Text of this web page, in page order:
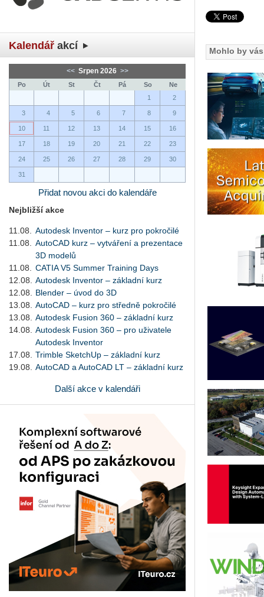
Kalendář akcí
<< Srpen 2026 >>
Po Út St Čt Pá So
Ne
1
2
3 4 5 6 7 8 9
10 11 12 13 14 15 16
17 18 19 20 21 22 23
24 25 26 27 28 29 30
31
Přidat novou akci do kalendáře
Nejbližší akce
11.08.
Autodesk Inventor – kurz pro pokročilé
11.08.
AutoCAD kurz – vytváření a prezentace
3D modelů
11.08.
CATIA V5 Summer Training Days
12.08.
Autodesk Inventor – základní kurz
12.08.
Blender – úvod do 3D
13.08.
AutoCAD – kurz pro středně pokročilé
13.08.
Autodesk Fusion 360 – základní kurz
14.08.
Autodesk Fusion 360 – pro uživatele
Autodesk Inventor
17.08.
Trimble SketchUp – základní kurz
19.08.
AutoCAD a AutoCAD LT – základní kurz
Další akce v kalendáři
Mohlo by